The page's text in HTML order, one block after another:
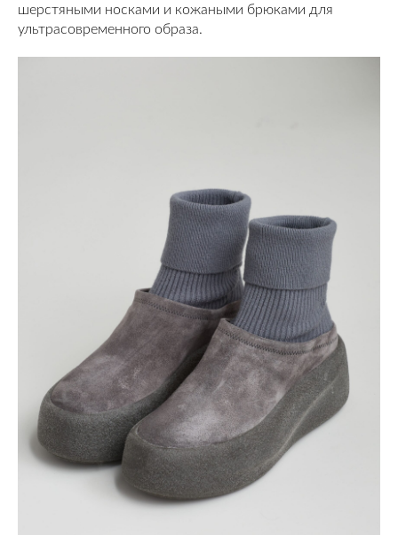
шерстяными носками и кожаными брюками для
ультрасовременного образа.